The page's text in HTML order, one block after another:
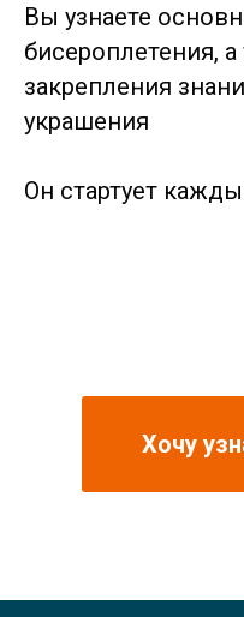
Вы узнаете
бисероплетения,
закрепления
украшения
Он стартует
Хочу